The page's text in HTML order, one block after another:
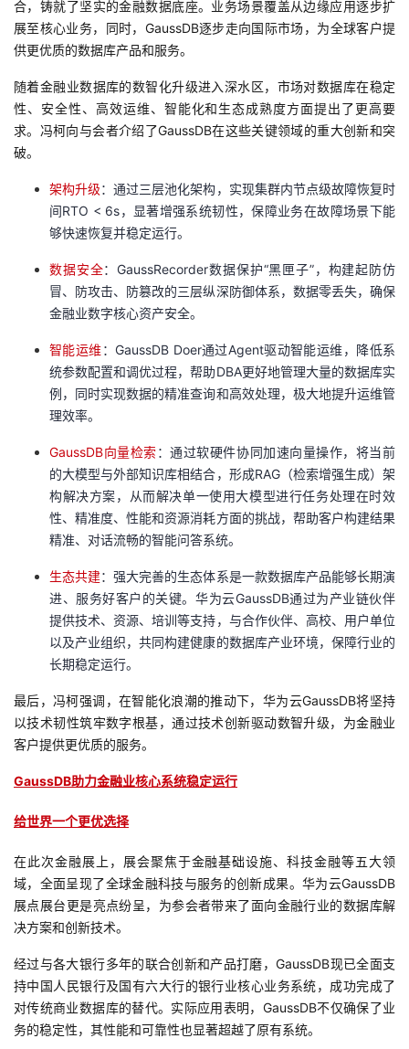
者
学
堂
我
程
认
的
验
我
收
持
我
的
支
我
声
议
合，铸就了坚实的金融数据底座。业务场景覆盖从边缘应用逐步扩
展至核心业务，同时，GaussDB逐步走向国际市场，为全球客户提
供更优质的数据库产品和服务。
随着金融业数据库的数智化升级进入深水区，市场对数据库在稳定
性、安全性、高效运维、智能化和生态成熟度方面提出了更高要
求。冯柯向与会者介绍了GaussDB在这些关键领域的重大创新和突
破。
架构升级：通过三层池化架构，实现集群内节点级故障恢复时
间RTO < 6s，显著增强系统韧性，保障业务在故障场景下能
够快速恢复并稳定运行。
数据安全：GaussRecorder数据保护“黑匣子”，构建起防仿
冒、防攻击、防篡改的三层纵深防御体系，数据零丢失，确保
金融业数字核心资产安全。
智能运维：GaussDB Doer通过Agent驱动智能运维，降低系
统参数配置和调优过程，帮助DBA更好地管理大量的数据库实
例，同时实现数据的精准查询和高效处理，极大地提升运维管
理效率。
GaussDB向量检索：通过软硬件协同加速向量操作，将当前
的大模型与外部知识库相结合，形成RAG（检索增强生成）架
构解决方案，从而解决单一使用大模型进行任务处理在时效
性、精准度、性能和资源消耗方面的挑战，帮助客户构建结果
精准、对话流畅的智能问答系统。
生态共建：强大完善的生态体系是一款数据库产品能够长期演
进、服务好客户的关键。华为云GaussDB通过为产业链伙伴
提供技术、资源、培训等支持，与合作伙伴、高校、用户单位
以及产业组织，共同构建健康的数据库产业环境，保障行业的
长期稳定运行。
最后，冯柯强调，在智能化浪潮的推动下，华为云GaussDB将坚持
以技术韧性筑牢数字根基，通过技术创新驱动数智升级，为金融业
客户提供更优质的服务。
GaussDB助力金融业核心系统稳定运行
给世界一个更优选择
在此次金融展上，展会聚焦于金融基础设施、科技金融等五大领
域，全面呈现了全球金融科技与服务的创新成果。华为云GaussDB
展点展台更是亮点纷呈，为参会者带来了面向金融行业的数据库解
决方案和创新技术。
经过与各大银行多年的联合创新和产品打磨，GaussDB现已全面支
持中国人民银行及国有六大行的银行业核心业务系统，成功完成了
对传统商业数据库的替代。实际应用表明，GaussDB不仅确保了业
务的稳定性，其性能和可靠性也显著超越了原有系统。